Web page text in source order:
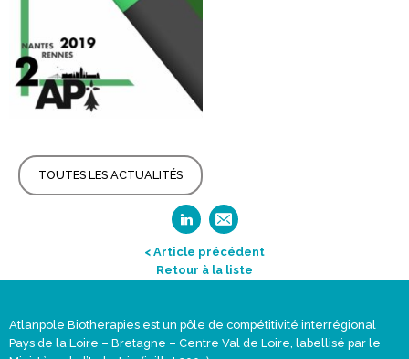
TOUTES LES ACTUALITÉS
< Article précédent
Retour à la liste
Atlanpole Biotherapies est un pôle de compétitivité interrégional
Pays de la Loire – Bretagne – Centre Val de Loire, labellisé par le